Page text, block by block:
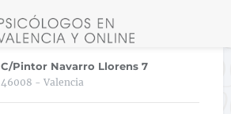
C/Pintor Navarro Llorens 7
46008 - Valencia